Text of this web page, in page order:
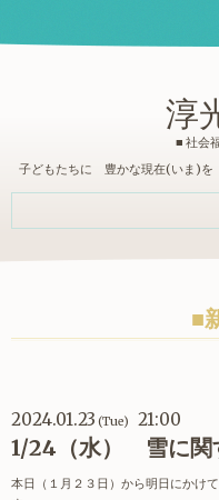
淳
■ 社会
子どもたちに 豊かな現在(いま)
■
2024.01.23 (Tue) 21:00
1/24（水） 雪に関
本日（１月２３日）から明日にかけ